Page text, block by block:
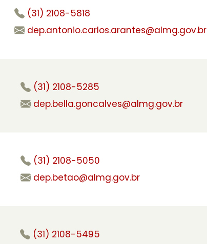
(31) 2108-5818
dep.antonio.carlos.arantes@almg.gov.br
(31) 2108-5285
dep.bella.goncalves@almg.gov.br
(31) 2108-5050
dep.betao@almg.gov.br
(31) 2108-5495